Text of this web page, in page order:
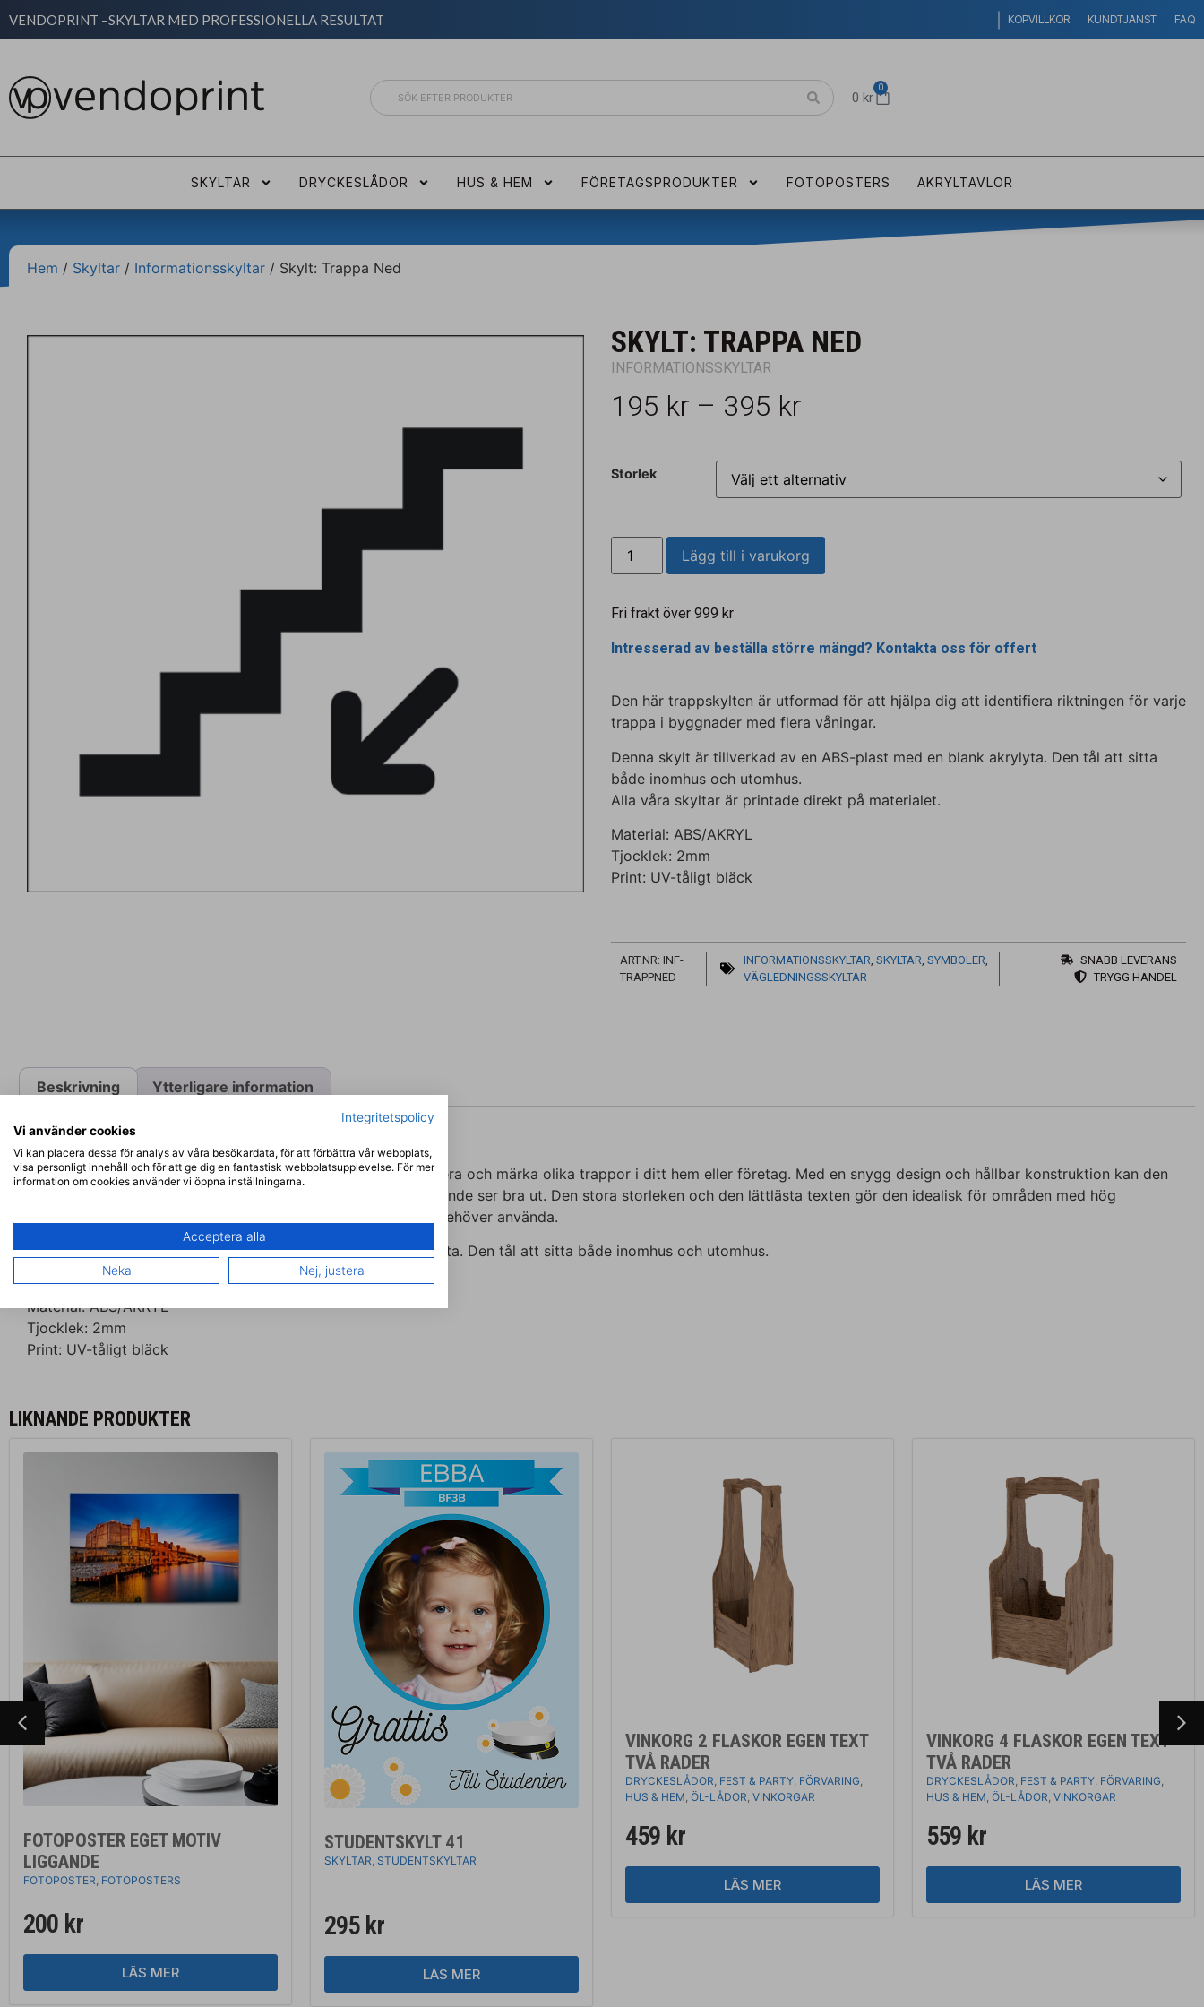
VENDOPRINT –SKYLTAR MED PROFESSIONELLA RESULTAT KÖPVILLKOR KUNDTJÄNST FAQ
0 kr
0
SKYLTAR DRYCKESLÅDOR HUS & HEM FÖRETAGSPRODUKTER FOTOPOSTERS AKRYLTAVLOR
Hem / Skyltar / Informationsskyltar / Skylt: Trappa Ned
SKYLT: TRAPPA NED
INFORMATIONSSKYLTAR
195 kr – 395 kr
Storlek
Lägg till i varukorg
Fri frakt över 999 kr
Intresserad av beställa större mängd? Kontakta oss för offert
Den här trappskylten är utformad för att hjälpa dig att identifiera riktningen för varje
trappa i byggnader med flera våningar.
Denna skylt är tillverkad av en ABS-plast med en blank akrylyta. Den tål att sitta
både inomhus och utomhus.
Alla våra skyltar är printade direkt på materialet.
Material: ABS/AKRYL
Tjocklek: 2mm
Print: UV-tåligt bläck
ART.NR: INF-
TRAPPNED
INFORMATIONSSKYLTAR ,SKYLTAR ,SYMBOLER
VÄGLEDNINGSSKYLTAR
SNABB LEVERANS
TRYGG HANDEL
Beskrivning Ytterligare information
BESKRIVNING
Den här trappskylten är det perfekta sättet att enkelt identifiera och märka olika trappor i ditt hem eller företag. Med en snygg design och hållbar konstruktion kan den
här skylten tåla daglig användning samtidigt som den fortfarande ser bra ut. Den stora storleken och den lättlästa texten gör den idealisk för områden med hög
fotgängartrafik, vilket bidrar till att alla vet vilken trappa de behöver använda.
Denna skylt är tillverkad av en ABS-plast med en blank akrylyta. Den tål att sitta både inomhus och utomhus.
Alla våra skyltar är printade direkt på materialet.
Material: ABS/AKRYL
Tjocklek: 2mm
Print: UV-tåligt bläck
LIKNANDE PRODUKTER
FOTOPOSTER EGET MOTIV
LIGGANDE
FOTOPOSTER, FOTOPOSTERS
200 kr
LÄS MER
STUDENTSKYLT 41
SKYLTAR, STUDENTSKYLTAR
295 kr
LÄS MER
VINKORG 2 FLASKOR EGEN TEXT
TVÅ RADER
DRYCKESLÅDOR FEST & PARTY FÖRVARING
HUS & HEM ÖL-LÅDOR VINKORGAR
459 kr
LÄS MER
VINKORG 4 FLASKOR EGEN TEXT
TVÅ RADER
DRYCKESLÅDOR FEST & PARTY FÖRVARING
HUS & HEM ÖL-LÅDOR VINKORGAR
559 kr
LÄS MER
Integritetspolicy
Vi använder cookies
Vi kan placera dessa för analys av våra besökardata, för att förbättra vår webbplats,
visa personligt innehåll och för att ge dig en fantastisk webbplatsupplevelse. För mer
information om cookies använder vi öppna inställningarna.
Acceptera alla
Neka Nej, justera